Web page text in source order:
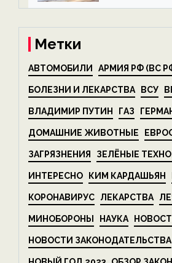
на ECOportal
Метки
АВТОМОБИЛИ АРМИЯ РФ (ВС
БОЛЕЗНИ И ЛЕКАРСТВА ВСУ
ВЛАДИМИР ПУТИН ГАЗ
ДОМАШНИЕ ЖИВОТНЫЕ
ЗАГРЯЗНЕНИЯ ЗЕЛЁНЫЕ
ИНТЕРЕСНО КИМ КАРДАШЬЯН
КОРОНАВИРУС ЛЕКАРСТВА
МИНОБОРОНЫ НАУКА
НОВОСТИ ЗАКОНОДАТЕЛЬСТВА